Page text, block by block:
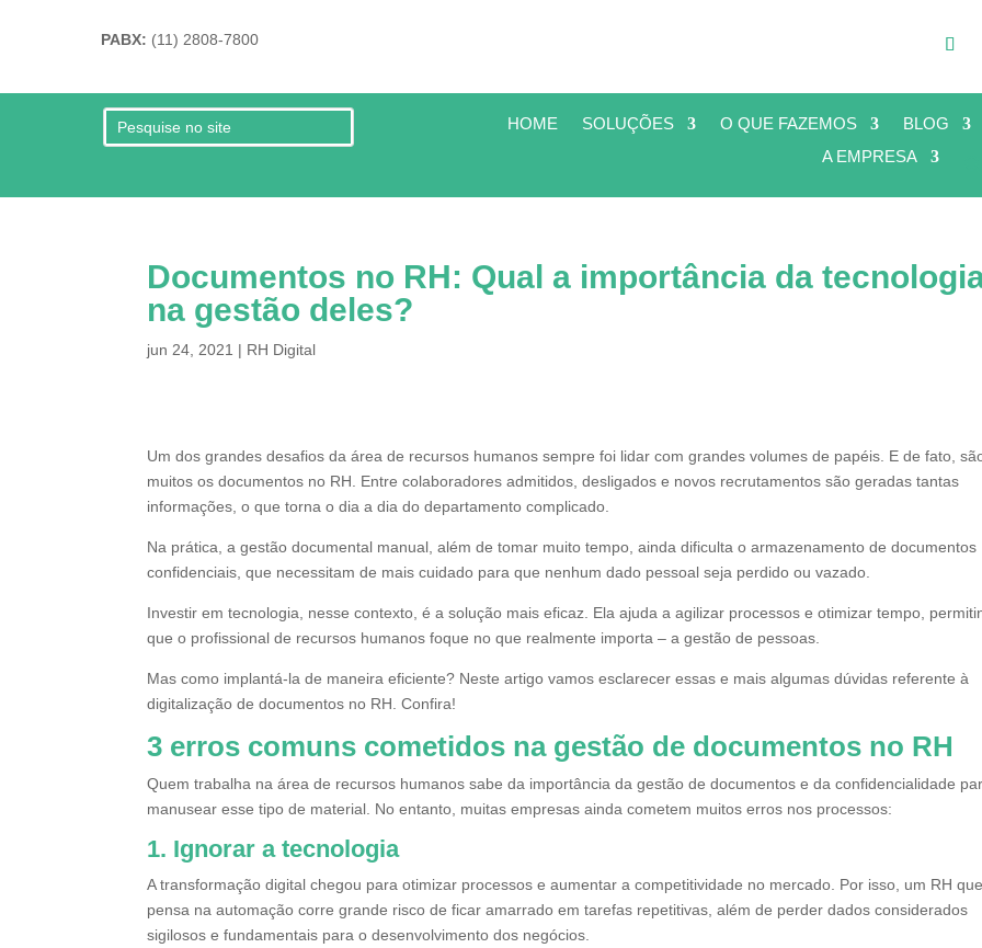
PABX: (11) 2808-7800
HOME SOLUÇÕES O QUE FAZEMOS BLOG
A EMPRESA
Documentos no RH: Qual a importância da
na gestão deles?
jun 24, 2021 | RH Digital
Um dos grandes desafios da área de recursos humanos sempre foi lidar com grandes volumes de papéis. E de fato,
muitos os documentos no RH. Entre colaboradores admitidos, desligados e novos recrutamentos são geradas tantas
informações, o que torna o dia a dia do departamento complicado.
Na prática, a gestão documental manual, além de tomar muito tempo, ainda dificulta o armazenamento de documentos
confidenciais, que necessitam de mais cuidado para que nenhum dado pessoal seja perdido ou vazado.
Investir em tecnologia, nesse contexto, é a solução mais eficaz. Ela ajuda a agilizar processos e otimizar tempo,
que o profissional de recursos humanos foque no que realmente importa – a gestão de pessoas.
Mas como implantá-la de maneira eficiente? Neste artigo vamos esclarecer essas e mais algumas dúvidas referente à
digitalização de documentos no RH. Confira!
3 erros comuns cometidos na gestão de documentos no RH
Quem trabalha na área de recursos humanos sabe da importância da gestão de documentos e da confidencialidade
manusear esse tipo de material. No entanto, muitas empresas ainda cometem muitos erros nos processos:
1. Ignorar a tecnologia
A transformação digital chegou para otimizar processos e aumentar a competitividade no mercado. Por isso, um RH
pensa na automação corre grande risco de ficar amarrado em tarefas repetitivas, além de perder dados considerados
sigilosos e fundamentais para o desenvolvimento dos negócios.